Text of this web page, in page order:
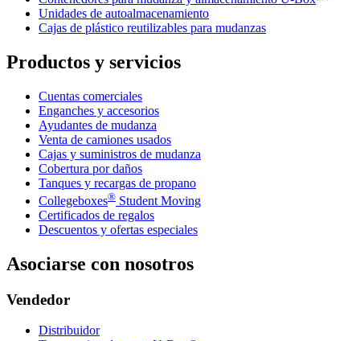
Unidades de autoalmacenamiento
Cajas de plástico reutilizables para mudanzas
Productos y servicios
Cuentas comerciales
Enganches y accesorios
Ayudantes de mudanza
Venta de camiones usados
Cajas y suministros de mudanza
Cobertura por daños
Tanques y recargas de propano
Collegeboxes® Student Moving
Certificados de regalos
Descuentos y ofertas especiales
Asociarse con nosotros
Vendedor
Distribuidor